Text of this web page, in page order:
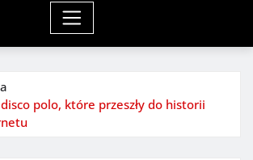
polo, które przeszły do historii